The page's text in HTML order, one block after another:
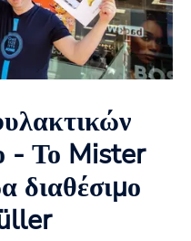
- Το Mister
διαθέσιμο